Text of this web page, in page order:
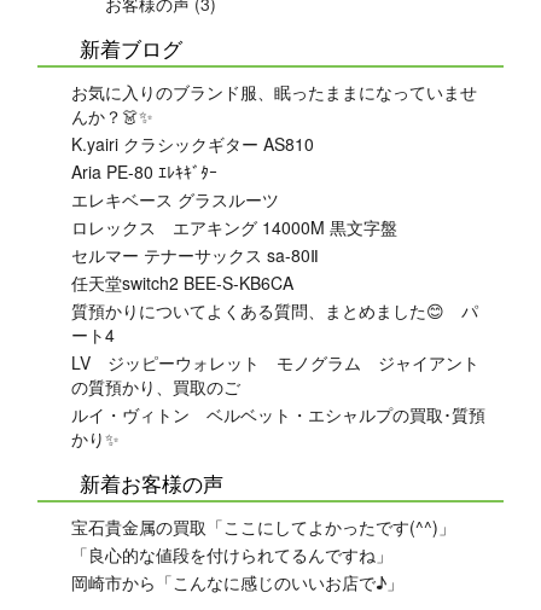
新着ブログ
お気に入りのブランド服、眠ったままになっていませ
んか？👗✨
K.yairi クラシックギター AS810
Aria PE-80 ｴﾚｷｷﾞﾀｰ
エレキベース グラスルーツ
ロレックス エアキング 14000M 黒文字盤
セルマー テナーサックス sa-80Ⅱ
任天堂switch2 BEE-S-KB6CA
質預かりについてよくある質問、まとめました😊 パ
ート4
LV ジッピーウォレット モノグラム ジャイアント
の質預かり、買取のご
ルイ・ヴィトン ベルベット・エシャルプの買取･質預
かり✨
新着お客様の声
宝石貴金属の買取「ここにしてよかったです(^^)」
「良心的な値段を付けられてるんですね」
岡崎市から「こんなに感じのいいお店で♪」